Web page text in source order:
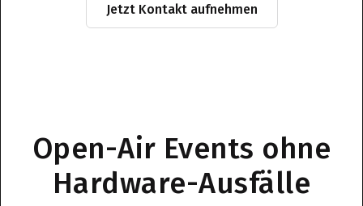
Jetzt Kontakt aufnehmen
Open-Air Events ohne
Hardware-Ausfälle